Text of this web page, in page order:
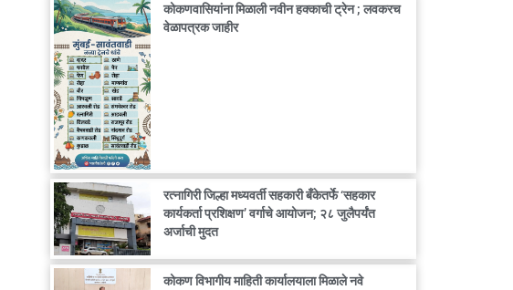
कोकणवासियांना मिळाली नवीन हक्काची ट्रेन ; लवकरच
वेळापत्रक जाहीर
रत्नागिरी जिल्हा मध्यवर्ती सहकारी बँकेतर्फे ‘सहकार
कार्यकर्ता प्रशिक्षण’ वर्गाचे आयोजन; २८ जुलैपर्यंत
अर्जाची मुदत
कोकण विभागीय माहिती कार्यालयाला मिळाले नवे